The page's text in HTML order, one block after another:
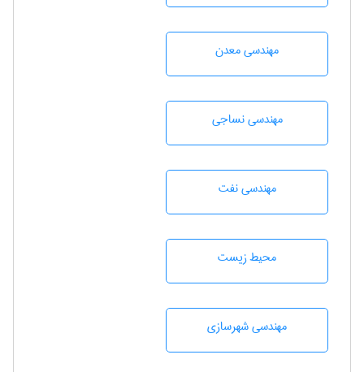
مهندسی معدن
مهندسي نساجی
مهندسی نفت
محيط زيست
مهندسی شهرسازی